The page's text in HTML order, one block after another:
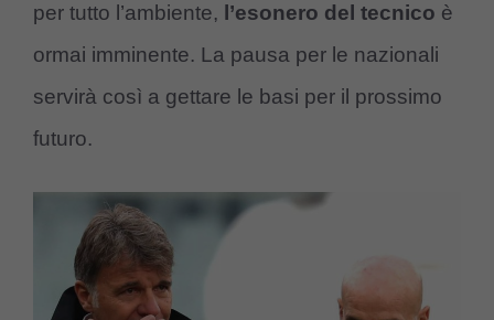
per tutto l’ambiente, l’esonero del tecnico è
ormai imminente. La pausa per le nazionali
servirà così a gettare le basi per il prossimo
futuro.